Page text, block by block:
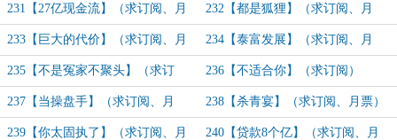
票）
231【27亿现金流】（求订阅、月
票）
232【都是狐狸】（求订阅、月
票）
233【巨大的代价】（求订阅、月
票）
234【泰富发展】（求订阅、月
票）
235【不是冤家不聚头】（求订
阅、月票）
236【不适合你】（求订阅）
237【当操盘手】（求订阅、月
票）
238【杀青宴】（求订阅、月票）
239【你太固执了】（求订阅、月 240【贷款8个亿】（求订阅、月